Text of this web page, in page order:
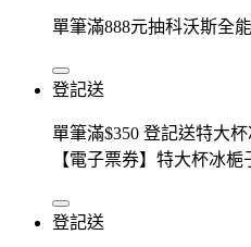
單筆滿888元抽科沃斯全
登記送
單筆滿$350 登記送特大
【電子票券】特大杯冰梔
登記送